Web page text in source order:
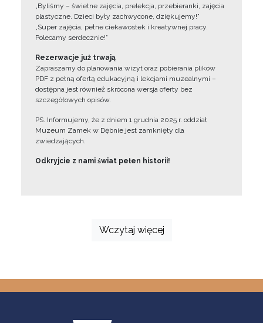
„Byliśmy – świetne zajęcia, prelekcja, przebieranki, zajęcia
plastyczne. Dzieci były zachwycone, dziękujemy!”
„Super zajęcia, pełne ciekawostek i kreatywnej pracy.
Polecamy serdecznie!”
Rezerwacje już trwają
Zapraszamy do planowania wizyt oraz pobierania plików
PDF z pełną ofertą edukacyjną i lekcjami muzealnymi –
dostępna jest również skrócona wersja oferty bez
szczegółowych opisów.
PS. Informujemy, że z dniem 1 grudnia 2025 r. oddział
Muzeum Zamek w Dębnie jest zamknięty dla
zwiedzających.
Odkryjcie z nami świat pełen historii!
Wczytaj więcej